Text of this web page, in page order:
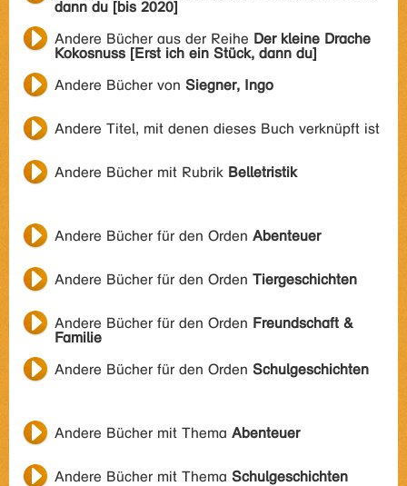
dann du [bis 2020]
Andere Bücher aus der Reihe Der kleine Drache
Kokosnuss [Erst ich ein Stück, dann du]
Andere Bücher von Siegner, Ingo
Andere Titel, mit denen dieses Buch verknüpft ist
Andere Bücher mit Rubrik Belletristik
Andere Bücher für den Orden Abenteuer
Andere Bücher für den Orden Tiergeschichten
Andere Bücher für den Orden Freundschaft &
Familie
Andere Bücher für den Orden Schulgeschichten
Andere Bücher mit Thema Abenteuer
Andere Bücher mit Thema Schulgeschichten